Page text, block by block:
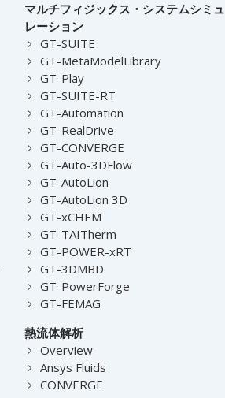
マルチフィジックス・システムシミュ
レーション
GT-SUITE
GT-MetaModelLibrary
GT-Play
GT-SUITE-RT
GT-Automation
GT-RealDrive
GT-CONVERGE
GT-Auto-3DFlow
GT-AutoLion
GT-AutoLion 3D
GT-xCHEM
GT-TAITherm
GT-POWER-xRT
GT-3DMBD
GT-PowerForge
GT-FEMAG
熱流体解析
Overview
Ansys Fluids
CONVERGE